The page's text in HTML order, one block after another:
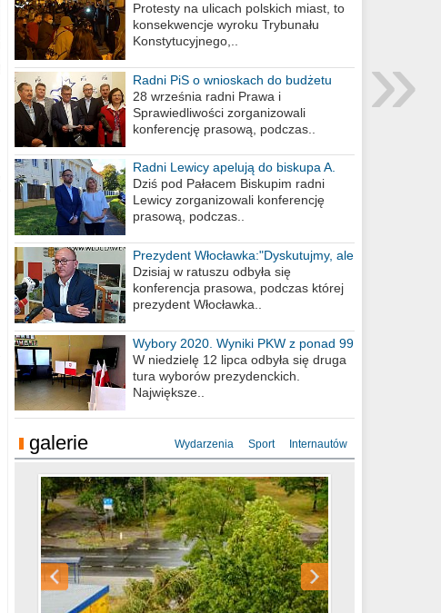
biurem poselskim PiS
Protesty na ulicach polskich miast, to
konsekwencje wyroku Trybunału
Konstytucyjnego,..
Radni PiS o wnioskach do budżetu
miasta na 2021 rok
28 września radni Prawa i
Sprawiedliwości zorganizowali
konferencję prasową, podczas..
Radni Lewicy apelują do biskupa A.
Wiesława Meringa
Dziś pod Pałacem Biskupim radni
Lewicy zorganizowali konferencję
prasową, podczas..
Prezydent Włocławka:"Dyskutujmy, ale
nie obrażajmy się”
Dzisiaj w ratuszu odbyła się
konferencja prasowa, podczas której
prezydent Włocławka..
Wybory 2020. Wyniki PKW z ponad 99
procent obwodów
W niedzielę 12 lipca odbyła się druga
tura wyborów prezydenckich.
Największe..
galerie Wydarzenia Sport Internautów
Miasto kładzie się do snu .
Konkurs fotograficzny "Co to za
miejsca"
Ścieżka rowerowa w naszym mieście
»